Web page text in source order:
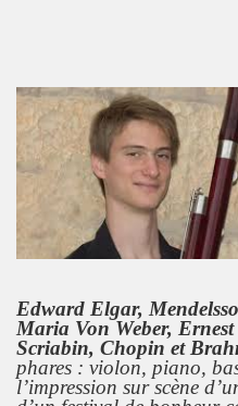
Edward Elgar,
Maria Von Weber,
Scriabin, Chopin et
phares : violon, piano,
l’impression sur scène